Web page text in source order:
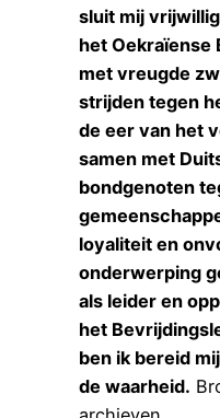
sluit mij
het Oekraïense
met vreugde
strijden tegen
de eer van het
samen met
bondgenoten
loyaliteit en
onderwerping
als leider en
het
ben ik bereid
de waarheid.